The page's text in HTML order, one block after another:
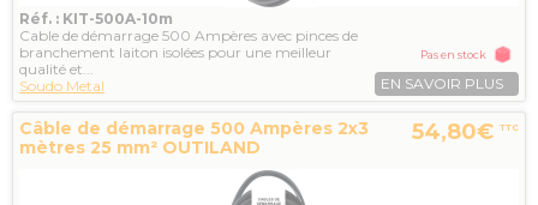
Réf. : KIT-500A-10m
Cable de démarrage 500 Ampères avec pinces de
branchement laiton isolées pour une meilleur
qualité et...
Soudo Metal
Pas en stock
EN SAVOIR PLUS
Câble de démarrage 500 Ampères 2x3
mètres 25 mm² OUTILAND
54,80€ TTC